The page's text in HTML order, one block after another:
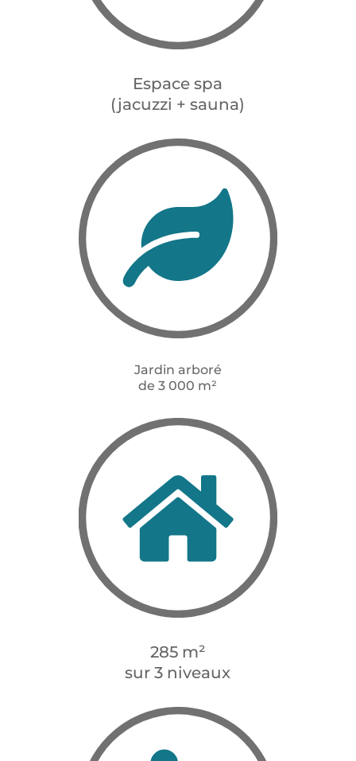
Espace spa
(jacuzzi + sauna)
Jardin arboré
de 3 000 m²
285 m²
sur 3 niveaux